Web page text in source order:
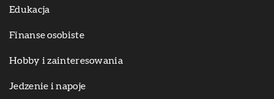
Edukacja
Finanse osobiste
Hobby i zainteresowania
Jedzenie i napoje